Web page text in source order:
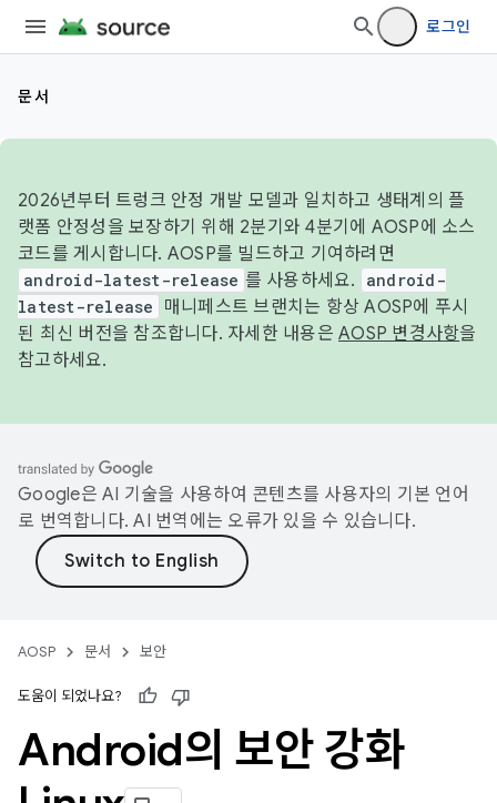
로그인
문서
2026년부터 트렁크 안정 개발 모델과 일치하고 생태계의 플
랫폼 안정성을 보장하기 위해 2분기와 4분기에 AOSP에 소스
코드를 게시합니다. AOSP를 빌드하고 기여하려면
android-latest-release 를 사용하세요.
android-
latest-release
매니페스트 브랜치는 항상 AOSP에 푸시
된 최신 버전을 참조합니다. 자세한 내용은 AOSP 변경사항을
참고하세요.
Google은 AI 기술을 사용하여 콘텐츠를 사용자의 기본 언어
로 번역합니다. AI 번역에는 오류가 있을 수 있습니다.
AOSP 문서 보안
도움이 되었나요?
Android의 보안 강화